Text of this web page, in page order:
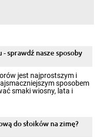
sprawdź nasze sposoby
jest najprostszym i
sposobem
smaki wiosny, lata i
nimi oko w sezonie
cieplejszych
słoików ze
do słoików na zimę?